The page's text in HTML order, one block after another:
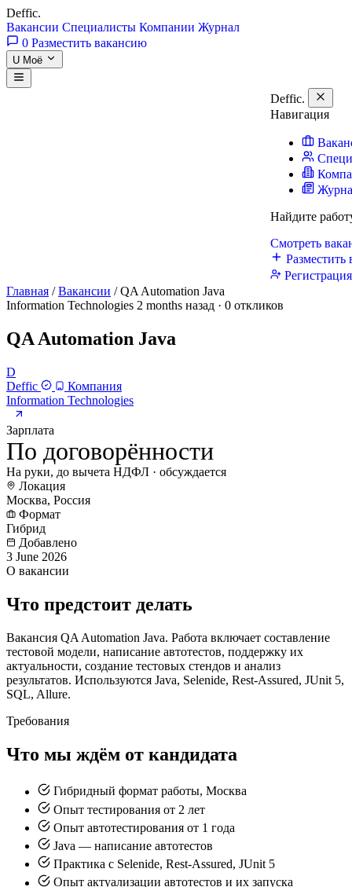
Deffic.
Вакансии Специалисты Компании Журнал
0 Разместить вакансию
U Моё
Deffic.
Навигация
Найдите
Смотреть
Разместить
Главная / Вакансии / QA Automation Java
Information Technologies 2 months назад · 0 откликов
QA Automation Java
D
Deffic
Компания
Information Technologies
Зарплата
По договорённости
На руки, до вычета НДФЛ · обсуждается
Локация
Москва, Россия
Формат
Гибрид
Добавлено
3 June 2026
О вакансии
Что предстоит делать
Вакансия QA Automation Java. Работа включает составление
тестовой модели, написание автотестов, поддержку их
актуальности, создание тестовых стендов и анализ
результатов. Используются Java, Selenide, Rest-Assured, JUnit 5,
SQL, Allure.
Требования
Что мы ждём от кандидата
Гибридный формат работы, Москва
Опыт тестирования от 2 лет
Опыт автотестирования от 1 года
Java — написание автотестов
Практика с Selenide, Rest-Assured, JUnit 5
Опыт актуализации автотестов и их запуска